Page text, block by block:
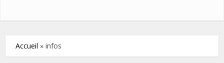
Accueil »infos